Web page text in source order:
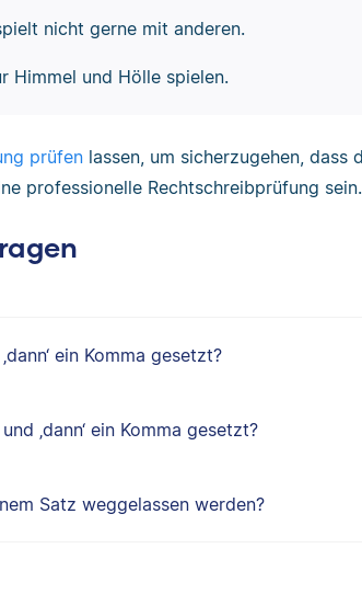
nicht gerne mit anderen.
Himmel und Hölle spielen.
prüfen lassen, um sicherzugehen, dass
professionelle Rechtschreibprüfung sein.
ein Komma gesetzt?
‚dann‘ ein Komma gesetzt?
Satz weggelassen werden?